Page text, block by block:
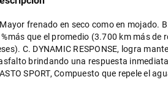
frenado en seco como en mojado.
que el promedio (3.700 km más de
C. DYNAMIC RESPONSE, logra
brindando una respuesta
SPORT, Compuesto que repele el